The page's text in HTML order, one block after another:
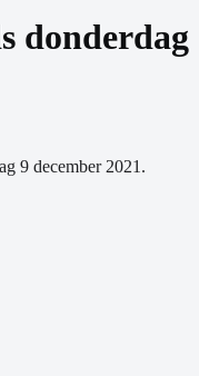
donderdag
9 december 2021 .